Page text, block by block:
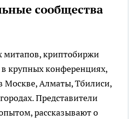
сообщества
митапов, криптобиржи
крупных конференциях,
Москве, Алматы, Тбилиси,
Представители
рассказывают о